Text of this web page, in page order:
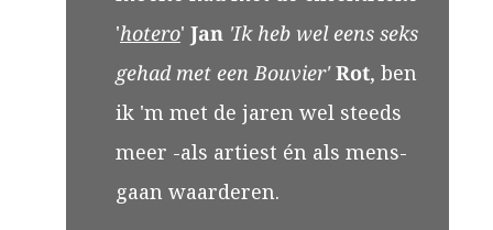
'hotero' Jan 'Ik heb wel eens seks
gehad met een Bouvier' Rot, ben
ik 'm met de jaren wel steeds
meer -als artiest én als mens-
gaan waarderen.